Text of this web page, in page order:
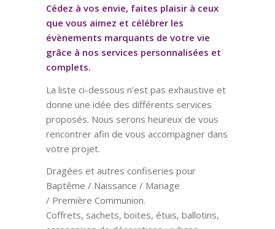
Cédez à vos envie, faites plaisir à ceux
que vous aimez et célébrer les
évènements marquants de votre vie
grâce à nos services personnalisées et
complets.
La liste ci-dessous n’est pas exhaustive et
donne une idée des différents services
proposés. Nous serons heureux de vous
rencontrer afin de vous accompagner dans
votre projet.
Dragées et autres confiseries pour
Baptême / Naissance / Mariage
/ Première Communion.
Coffrets, sachets, boites, étuis, ballotins,